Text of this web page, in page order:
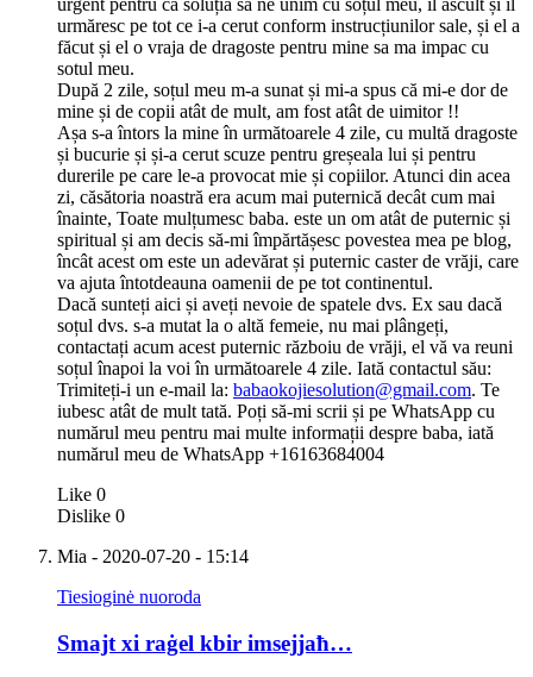
urmăresc pe tot ce i-a cerut conform instrucțiunilor sale, și el a
făcut și el o vraja de dragoste pentru mine sa ma impac cu
sotul meu.
După 2 zile, soțul meu m-a sunat și mi-a spus că mi-e dor de
mine și de copii atât de mult, am fost atât de uimitor !!
Așa s-a întors la mine în următoarele 4 zile, cu multă dragoste
și bucurie și și-a cerut scuze pentru greșeala lui și pentru
durerile pe care le-a provocat mie și copiilor. Atunci din acea
zi, căsătoria noastră era acum mai puternică decât cum mai
înainte, Toate mulțumesc baba. este un om atât de puternic și
spiritual și am decis să-mi împărtășesc povestea mea pe blog,
încât acest om este un adevărat și puternic caster de vrăji, care
va ajuta întotdeauna oamenii de pe tot continentul.
Dacă sunteți aici și aveți nevoie de spatele dvs. Ex sau dacă
soțul dvs. s-a mutat la o altă femeie, nu mai plângeți,
contactați acum acest puternic războiu de vrăji, el vă va reuni
soțul înapoi la voi în următoarele 4 zile. Iată contactul său:
Trimiteți-i un e-mail la: babaokojiesolution@gmail.com. Te
iubesc atât de mult tată. Poți să-mi scrii și pe WhatsApp cu
numărul meu pentru mai multe informații despre baba, iată
numărul meu de WhatsApp +16163684004
Like 0
Dislike 0
Mia - 2020-07-20 - 15:14
Tiesioginė nuoroda
Smajt xi raġel kbir imsejjaħ…